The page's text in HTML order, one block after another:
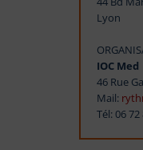
Lyon
IOC Med
46 Rue
Mail:
Tél: 06